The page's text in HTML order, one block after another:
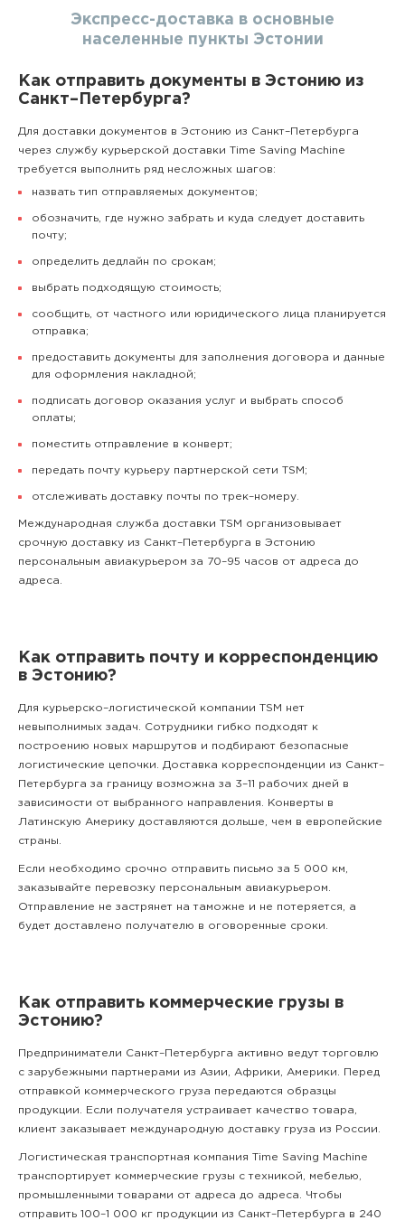
Экспресс-доставка в основные
населенные пункты Эстонии
Как отправить документы в Эстонию из
Санкт–Петербурга?
Для доставки документов в Эстонию из Санкт–Петербурга
через службу курьерской доставки Time Saving Machine
требуется выполнить ряд несложных шагов:
назвать тип отправляемых документов;
обозначить, где нужно забрать и куда следует доставить
почту;
определить дедлайн по срокам;
выбрать подходящую стоимость;
сообщить, от частного или юридического лица планируется
отправка;
предоставить документы для заполнения договора и данные
для оформления накладной;
подписать договор оказания услуг и выбрать способ
оплаты;
поместить отправление в конверт;
передать почту курьеру партнерской сети TSM;
отслеживать доставку почты по трек–номеру.
Международная служба доставки TSM организовывает
срочную доставку из Санкт–Петербурга в Эстонию
персональным авиакурьером за 70–95 часов от адреса до
адреса.
Как отправить почту и корреспонденцию
в Эстонию?
Для курьерско–логистической компании TSM нет
невыполнимых задач. Сотрудники гибко подходят к
построению новых маршрутов и подбирают безопасные
логистические цепочки. Доставка корреспонденции из Санкт–
Петербурга за границу возможна за 3–11 рабочих дней в
зависимости от выбранного направления. Конверты в
Латинскую Америку доставляются дольше, чем в европейские
страны.
Если необходимо срочно отправить письмо за 5 000 км,
заказывайте перевозку персональным авиакурьером.
Отправление не застрянет на таможне и не потеряется, а
будет доставлено получателю в оговоренные сроки.
Как отправить коммерческие грузы в
Эстонию?
Предприниматели Санкт–Петербурга активно ведут торговлю
с зарубежными партнерами из Азии, Африки, Америки. Перед
отправкой коммерческого груза передаются образцы
продукции. Если получателя устраивает качество товара,
клиент заказывает международную доставку груза из России.
Логистическая транспортная компания Time Saving Machine
транспортирует коммерческие грузы с техникой, мебелью,
промышленными товарами от адреса до адреса. Чтобы
отправить 100–1 000 кг продукции из Санкт–Петербурга в 240